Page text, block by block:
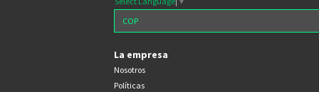
La empresa
Nosotros
Políticas